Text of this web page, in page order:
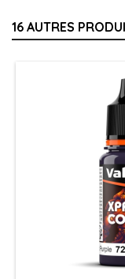
16 AUTRES